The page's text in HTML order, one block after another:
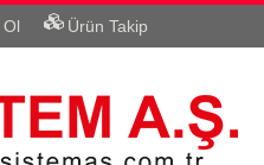
Ol Ürün Takip